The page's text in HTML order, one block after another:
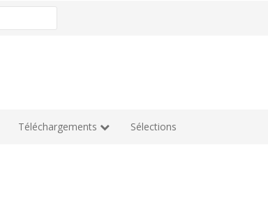
Téléchargements Sélections